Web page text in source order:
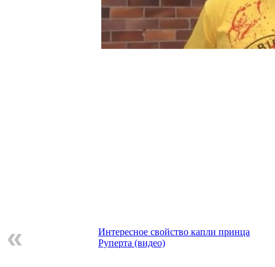
«
Интересное свойство капли принца
Руперта (видео)